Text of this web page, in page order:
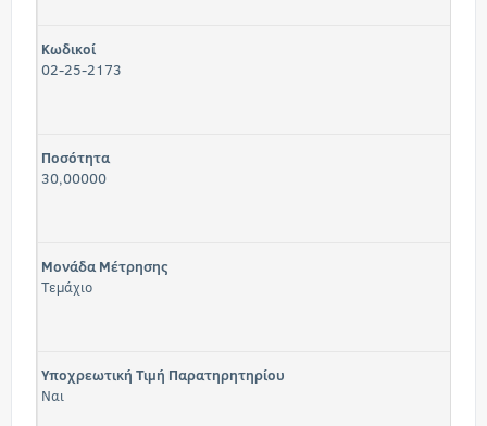
Κωδικοί
02-25-2173
Ποσότητα
30,00000
Μονάδα Μέτρησης
Τεμάχιο
Υποχρεωτική Τιμή Παρατηρητηρίου
Ναι